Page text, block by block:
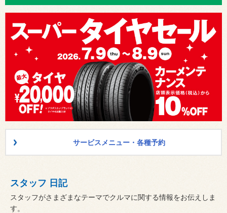
サービスメニュー・各種予約
スタッフ 日記
スタッフがさまざまなテーマでクルマに関する情報をお伝えしま
す。